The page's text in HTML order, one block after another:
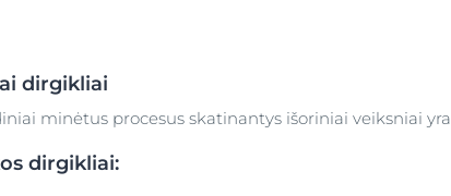
dirgikliai
minėtus procesus skatinantys išoriniai veiksniai yra
dirgikliai: